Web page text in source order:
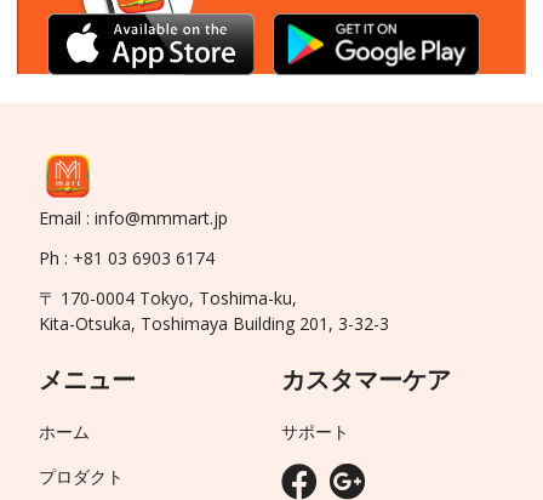
Email : info@mmmart.jp
Ph : +81 03 6903 6174
〒 170-0004 Tokyo, Toshima-ku,
Kita-Otsuka, Toshimaya Building 201, 3-32-3
メニュー
ホーム
プロダクト
カスタマーケア
サポート